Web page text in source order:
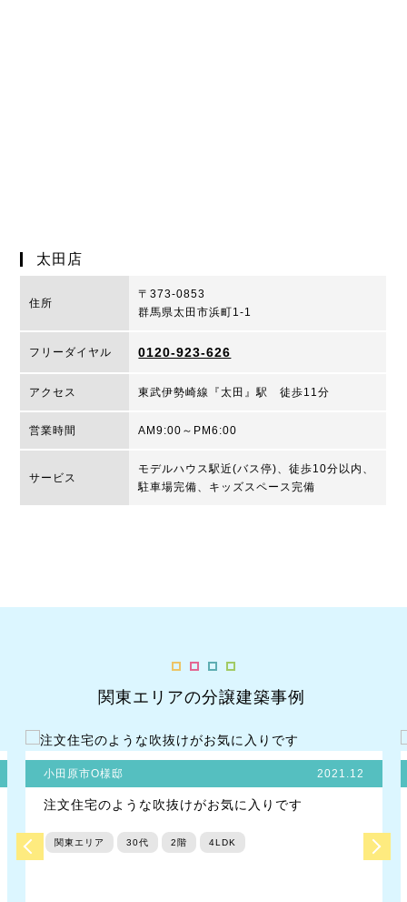
太田店
住所
〒373-0853
群馬県太田市浜町1-1
フリーダイヤル 0120-923-626
アクセス 東武伊勢崎線『太田』駅 徒歩11分
営業時間 AM9:00～PM6:00
サービス
モデルハウス駅近(バス停)、徒歩10分以内、
駐車場完備、キッズスペース完備
関東エリアの分譲建築事例
小田原市O様邸 2021.12
注文住宅のような吹抜けがお気に入りです
関東エリア 30代 2階 4LDK